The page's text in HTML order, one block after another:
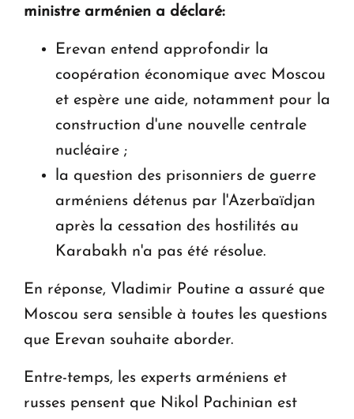
Le premier hôtel Hyatt Regency d'Arménie
ministre arménien a déclaré:
Erevan entend approfondir la
coopération économique avec Moscou
et espère une aide, notamment pour la
construction d'une nouvelle centrale
nucléaire ;
la question des prisonniers de guerre
arméniens détenus par l'Azerbaïdjan
après la cessation des hostilités au
Karabakh n'a pas été résolue.
En réponse, Vladimir Poutine a assuré que
Moscou sera sensible à toutes les questions
que Erevan souhaite aborder.
Entre-temps, les experts arméniens et
russes pensent que Nikol Pachinian est